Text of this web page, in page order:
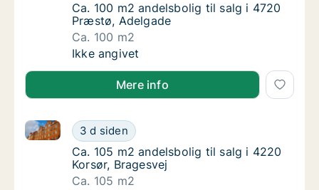
Ca. 100 m2 andelsbolig til salg i 4720
Ca. 100 m2 andelsbolig til salg i 4720
Præstø, Adelgade
Ca. 100 m2
Ca. 100 m2 andelsbolig til salg i 4720
Ikke angivet
Mere info
Ca. 105 m2 andelsbolig til salg i 4220
3 d siden
Ca. 105 m2 andelsbolig til salg i 4220 Korsør,
Ca. 105 m2 andelsbolig til salg i 4220
Ca. 105 m2 andelsbolig til salg i 4220
Korsør, Bragesvej
Ca. 105 m2